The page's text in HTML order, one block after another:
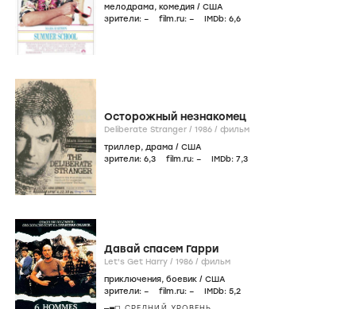
мелодрама, комедия / США
зрители: – film.ru: – IMDb: 6,6
Осторожный незнакомец
Deliberate Stranger / 1986 / фильм
триллер, драма / США
зрители: 6,3 film.ru: – IMDb: 7,3
Давай спасем Гарри
Let's Get Harry / 1986 / фильм
приключения, боевик / США
зрители: – film.ru: – IMDb: 5,2